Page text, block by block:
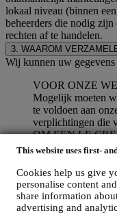
This website uses first-
Cookies help us give
personalise content
share information
advertising and
lokaal niveau (binnen
beheerders die nodig
rechten af te handelen.
3. WAAROM
Wij kunnen uw
VOOR ONZE
Mogelijk moeten
te voldoen aan
verplichtingen die
OM EEN LE
We zullen uw
account aan te
voordelen voor
genieten van onze
verzendadressen
Elke